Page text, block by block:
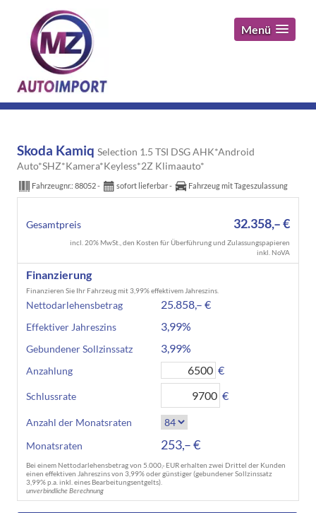
Menü
Skoda Kamiq Selection 1.5 TSI DSG AHK*Android
Auto*SHZ*Kamera*Keyless*2Z Klimaauto*
Fahrzeugnr.: 88052 sofort lieferbar Fahrzeug mit Tageszulassung
Gesamtpreis 32.358,– €
incl. 20% MwSt., den Kosten für Überführung und Zulassungspapieren
inkl. NoVA
Finanzierung
Finanzieren Sie Ihr Fahrzeug mit 3,99% effektivem Jahreszins.
Nettodarlehensbetrag 25.858,– €
Effektiver Jahreszins 3,99%
Gebundener Sollzinssatz 3,99%
Anzahlung €
Schlussrate €
Anzahl der Monatsraten
Monatsraten
253,– €
Bei einem Nettodarlehensbetrag von 5.000,- EUR erhalten zwei Drittel der Kunden
einen effektiven Jahreszins von 3,99% oder günstiger (gebundener Sollzinssatz
3,99% p.a. inkl. eines Bearbeitungsentgelts).
unverbindliche Berechnung